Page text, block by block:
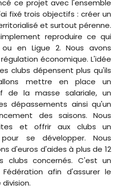
ce projet avec l'ensemble
fixé trois objectifs : créer un
et surtout pérenne.
reproduire ce qui
en Ligue 2. Nous avons
économique. L'idée
clubs dépensent plus qu'ils
mettre en place un
de la masse salariale, un
dépassements ainsi qu'un
des saisons. Nous
et offrir aux clubs un
se développer. Nous
d'euros d'aides à plus de 12
clubs concernés. C'est un
afin d'assurer le